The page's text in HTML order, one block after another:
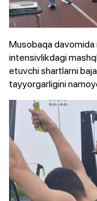
Musobaqa davomida
intensivlikdagi
etuvchi shartlarni
tayyorgarligini